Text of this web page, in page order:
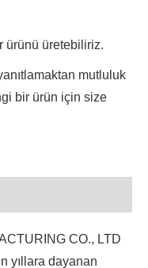
ürünü üretebiliriz.
mutluluk
bir ürün için size
CO., LTD
yıllara dayanan